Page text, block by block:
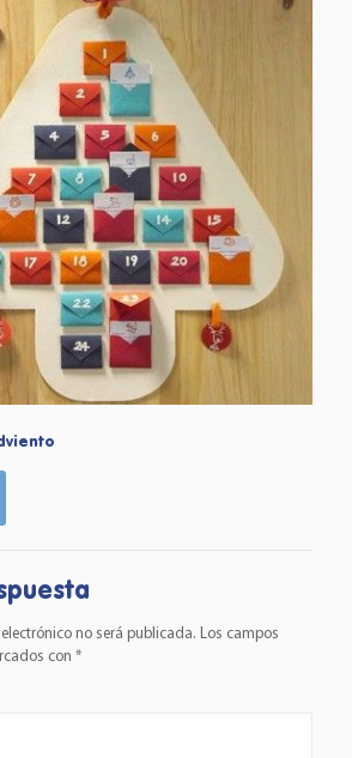
electrónico no será publicada. Los campos
con *